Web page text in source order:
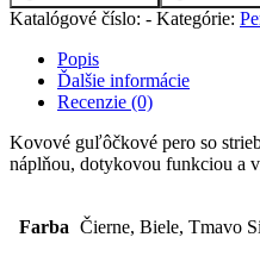
Katalógové číslo: - Kategórie:
Popis
Ďalšie informácie
Recenzie (0)
Kovové guľôčkové pero so
náplňou, dotykovou funkciou a
Farba Čierne, Biele, Tmavo